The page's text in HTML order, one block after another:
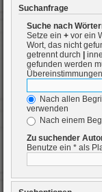
Suchanfrage
Suche nach
Setze ein + vor ein
Wort, das nicht
getrennt durch
gefunden werden
Nach allen
verwenden
Nach einem
Zu suchender
Benutze ein * als